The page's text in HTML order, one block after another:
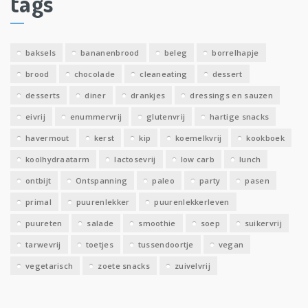
e
v
baksels bananenbrood beleg borrelhapje
brood chocolade cleaneating dessert
desserts diner drankjes dressings en sauzen
eivrij enummervrij glutenvrij hartige snacks
havermout kerst kip koemelkvrij kookboek
koolhydraatarm lactosevrij low carb lunch
ontbijt Ontspanning paleo party pasen
primal puurenlekker puurenlekkerleven
puureten salade smoothie soep suikervrij
tarwevrij toetjes tussendoortje vegan
vegetarisch zoete snacks zuivelvrij